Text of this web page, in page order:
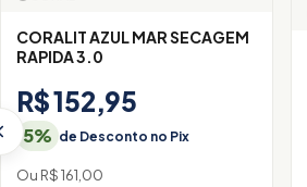
CORALIT AZUL MAR SECAGEM
RAPIDA 3.0
R$ 152,95
5% de Desconto no Pix
Ou R$ 161,00